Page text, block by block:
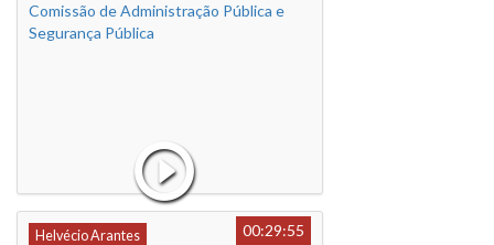
Comissão de Administração Pública e
Segurança Pública
Helvécio Arantes
00:29:55